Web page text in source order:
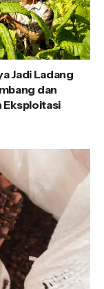
Jadi Ladang
dan
Eksploitasi